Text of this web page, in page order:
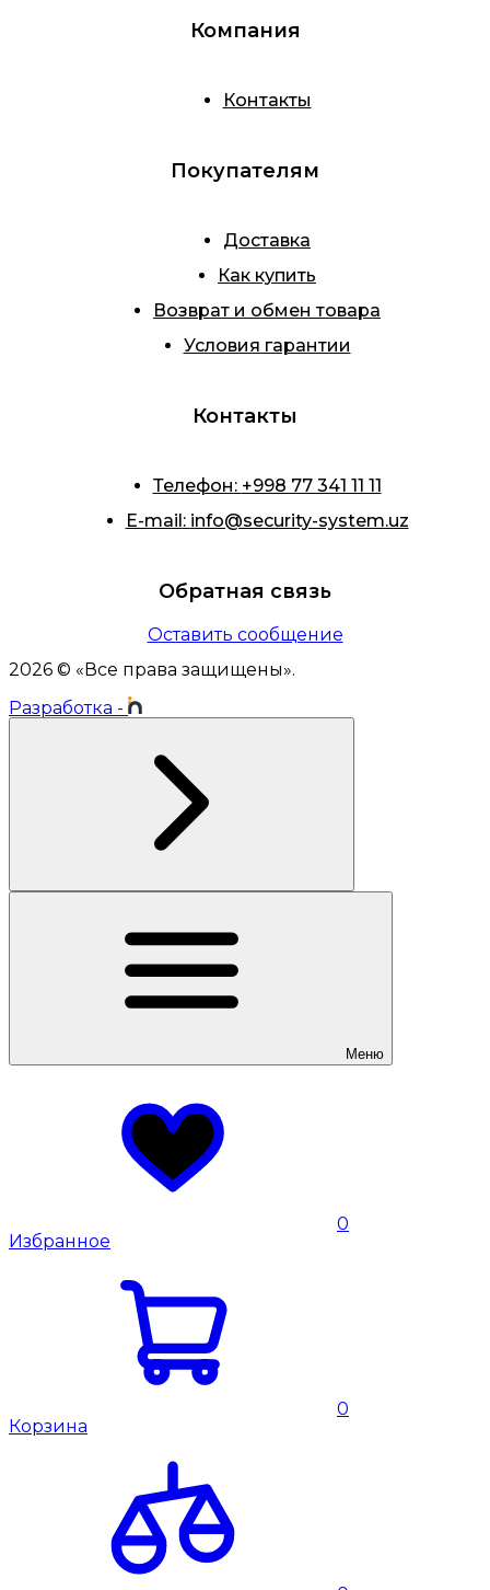
Компания
Контакты
Покупателям
Доставка
Как купить
Возврат и обмен товара
Условия гарантии
Контакты
Телефон: +998 77 341 11 11
E-mail: info@security-system.uz
Обратная связь
Оставить сообщение
2026 © «Все права защищены».
Разработка -
Меню
0
Избранное
0
Корзина